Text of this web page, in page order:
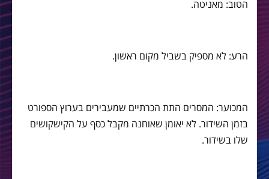
הטוב: מאניטה.
הרע: לא מספיק בשביל מקום ראשון.
המכוער: המסרים התת הכרתיים שמעבירים בערוץ הספורט
בזמן השידור. לא יאומן שאוחנה מקבל כסף על הקישקושים
שלו בשידור.